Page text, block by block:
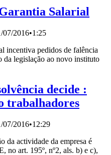
Salarial
07/2016•1:25
incentiva pedidos de falência
da legislação ao novo instituto
decide :
trabalhadores
07/2016•12:29
da actividade da empresa é
no art. 195º, nº2, als. b) e c),